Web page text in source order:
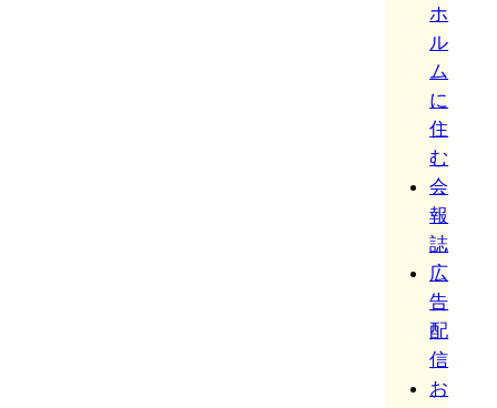
ホ
ル
ム
に
住
む
会
報
誌
広
告
配
信
お